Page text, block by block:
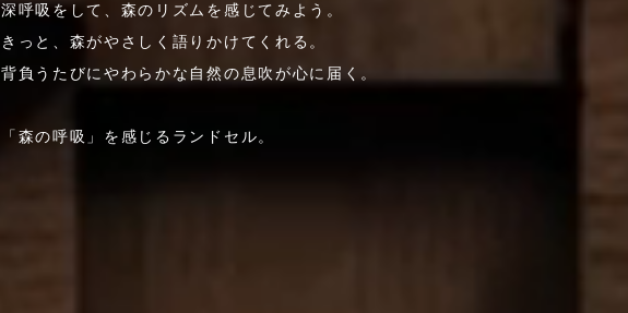
深呼吸をして、森のリズムを感じてみよう。
きっと、森がやさしく語りかけてくれる。
背負うたびにやわらかな自然の息吹が心に届く。
「森の呼吸」を感じるランドセル。